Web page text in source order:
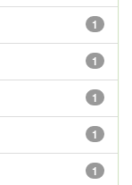
1
1
1
1
1